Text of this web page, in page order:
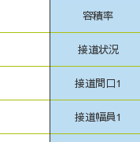
容積率
接道状況
接道間口1
接道幅員1